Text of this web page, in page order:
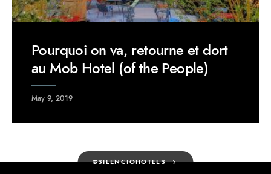
Pourquoi on va, retourne et dort
au Mob Hotel (of the People)
May 9, 2019
@SILENCIOHOTELS